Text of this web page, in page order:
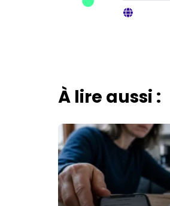
À lire aussi :